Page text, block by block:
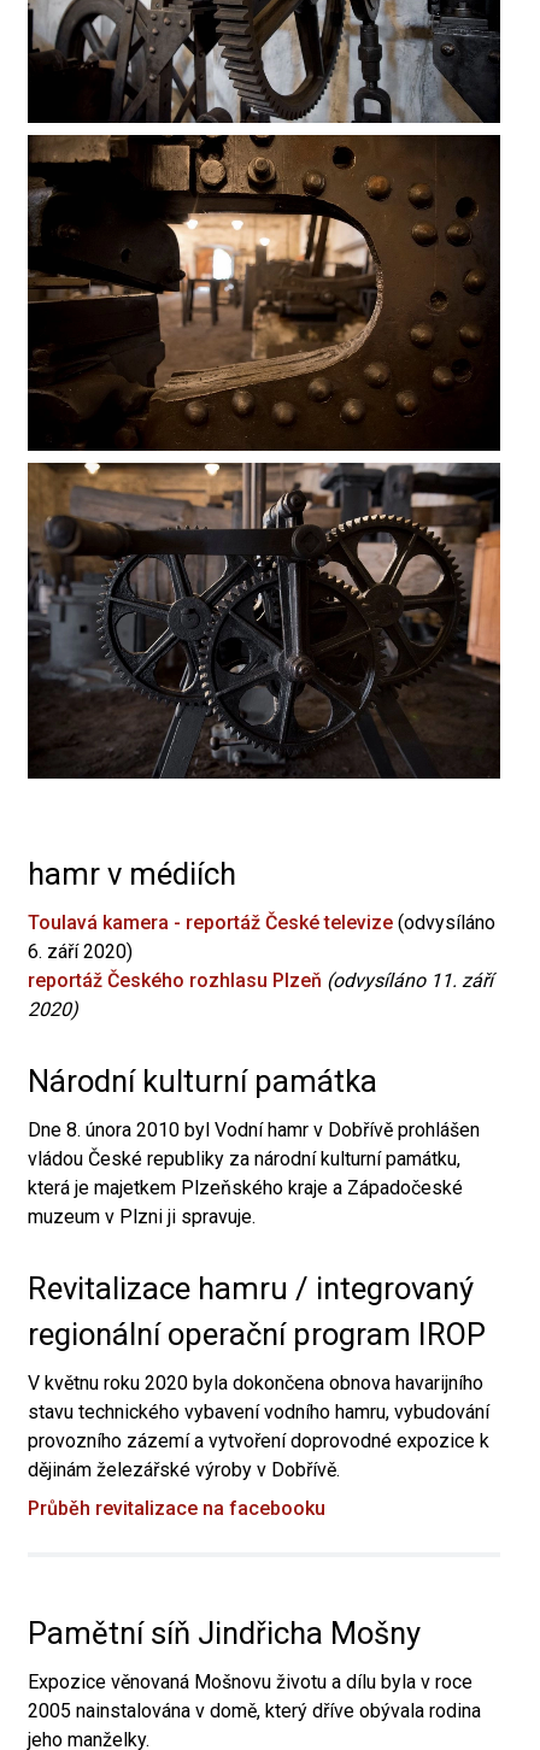
hamr v médiích
Toulavá kamera - reportáž České televize (odvysíláno
6. září 2020)
reportáž Českého rozhlasu Plzeň (odvysíláno 11. září
2020)
Národní kulturní památka
Dne 8. února 2010 byl Vodní hamr v Dobřívě prohlášen
vládou České republiky za národní kulturní památku,
která je majetkem Plzeňského kraje a Západočeské
muzeum v Plzni ji spravuje.
Revitalizace hamru / integrovaný
regionální operační program IROP
V květnu roku 2020 byla dokončena obnova havarijního
stavu technického vybavení vodního hamru, vybudování
provozního zázemí a vytvoření doprovodné expozice k
dějinám železářské výroby v Dobřívě.
Průběh revitalizace na facebooku
Pamětní síň Jindřicha Mošny
Expozice věnovaná Mošnovu životu a dílu byla v roce
2005 nainstalována v domě, který dříve obývala rodina
jeho manželky.